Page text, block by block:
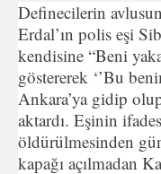
Definecilerin
Erdal’ın polis eşi
kendisine “Beni
göstererek ‘’Bu
Ankara’ya gidip
aktardı. Eşinin
öldürülmesinden
kapağı açılmadan